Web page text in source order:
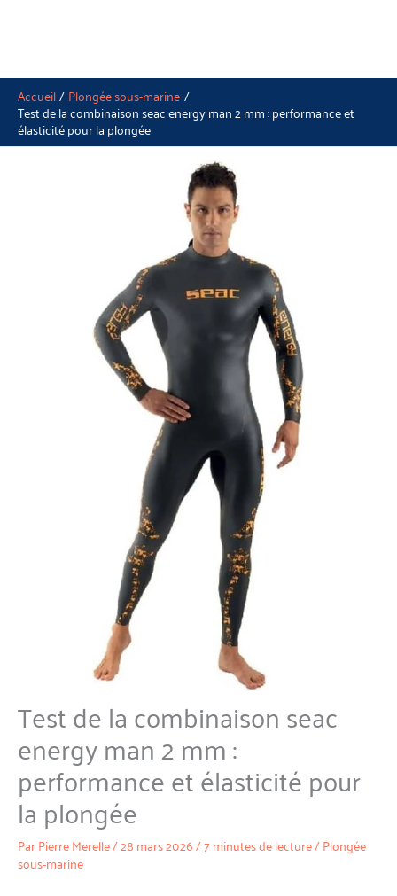
Accueil Plongée sous-marine
Test de la combinaison seac energy man 2 mm : performance et
élasticité pour la plongée
Test de la combinaison seac
energy man 2 mm :
performance et élasticité pour
la plongée
ParPierre Merelle/28 mars 2026/7 minutes de lecture/Plongée
sous-marine